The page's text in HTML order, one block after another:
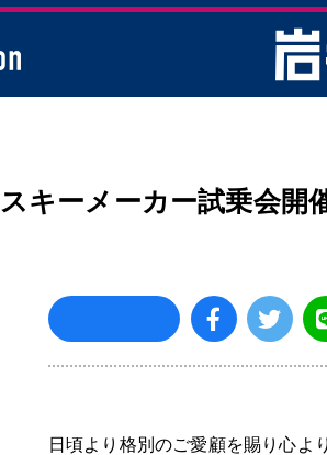
岩手高原スノーパーク【公式】
スキーメーカー試乗会開
日頃より格別のご愛顧を賜り心よ